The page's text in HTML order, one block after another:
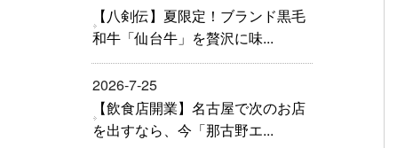
【八剣伝】夏限定！ブランド黒毛
和牛「仙台牛」を贅沢に味...
2026-7-25
【飲食店開業】名古屋で次のお店
を出すなら、今「那古野エ...